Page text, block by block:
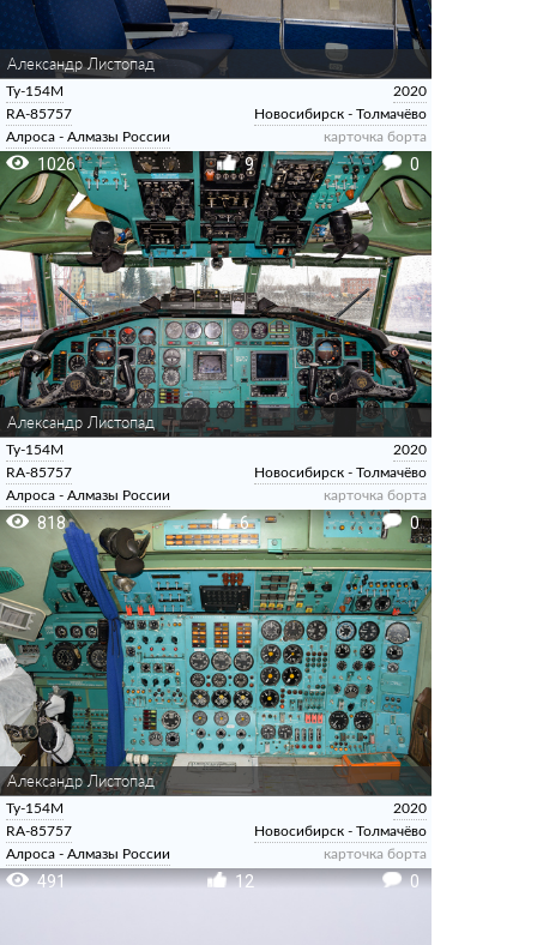
Александр Листопад
Ту-154М
RA-85757
Алроса - Алмазы России
2020
Новосибирск - Толмачёво
карточка борта
1026 9 0
Александр Листопад
Ту-154М
RA-85757
Алроса - Алмазы России
2020
Новосибирск - Толмачёво
карточка борта
818 6 0
Александр Листопад
Ту-154М
RA-85757
Алроса - Алмазы России
2020
Новосибирск - Толмачёво
карточка борта
491 12 0